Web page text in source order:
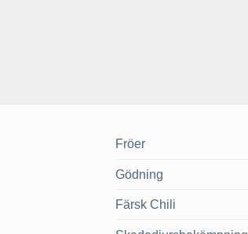
Fröer
Gödning
Färsk Chili